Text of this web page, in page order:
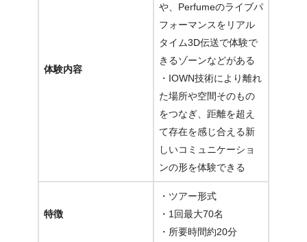
体験内容
や、Perfumeのライブパ
フォーマンスをリアル
タイム3D伝送で体験で
きるゾーンなどがある
・IOWN技術により離れ
た場所や空間そのもの
をつなぎ、距離を超え
て存在を感じ合える新
しいコミュニケーショ
ンの形を体験できる
特徴
・ツアー形式
・1回最大70名
・所要時間約20分